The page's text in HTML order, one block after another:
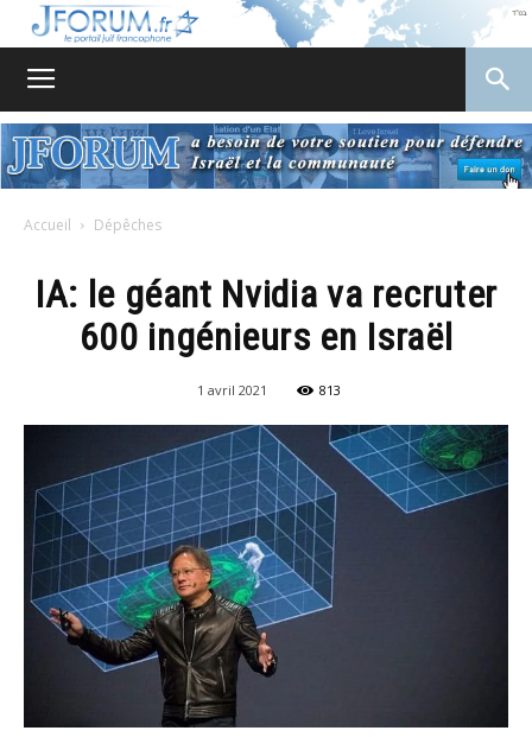
Accueil Dépêches
IA: le géant Nvidia va recruter
600 ingénieurs en Israël
1 avril 2021 813